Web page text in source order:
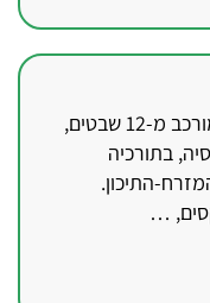
הצ'רקסים הם עם קווקזי-מוסלמי המורכב מ-12 שבטים,
בתורכיה
התיכון.
…